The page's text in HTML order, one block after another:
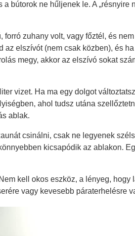
bútorok ne hűljenek le. A „résnyire
zuhany volt, vagy főztél, és
elszívót (nem csak közben), és
megy, akkor az elszívó sokat
vizet. Ha ma egy dolgot
ahol tudsz utána
ablak.
csinálni, csak ne legyenek
kicsapódik az ablakon.
kell okos eszköz, a lényeg, hogy
vagy kevesebb páraterhelésre